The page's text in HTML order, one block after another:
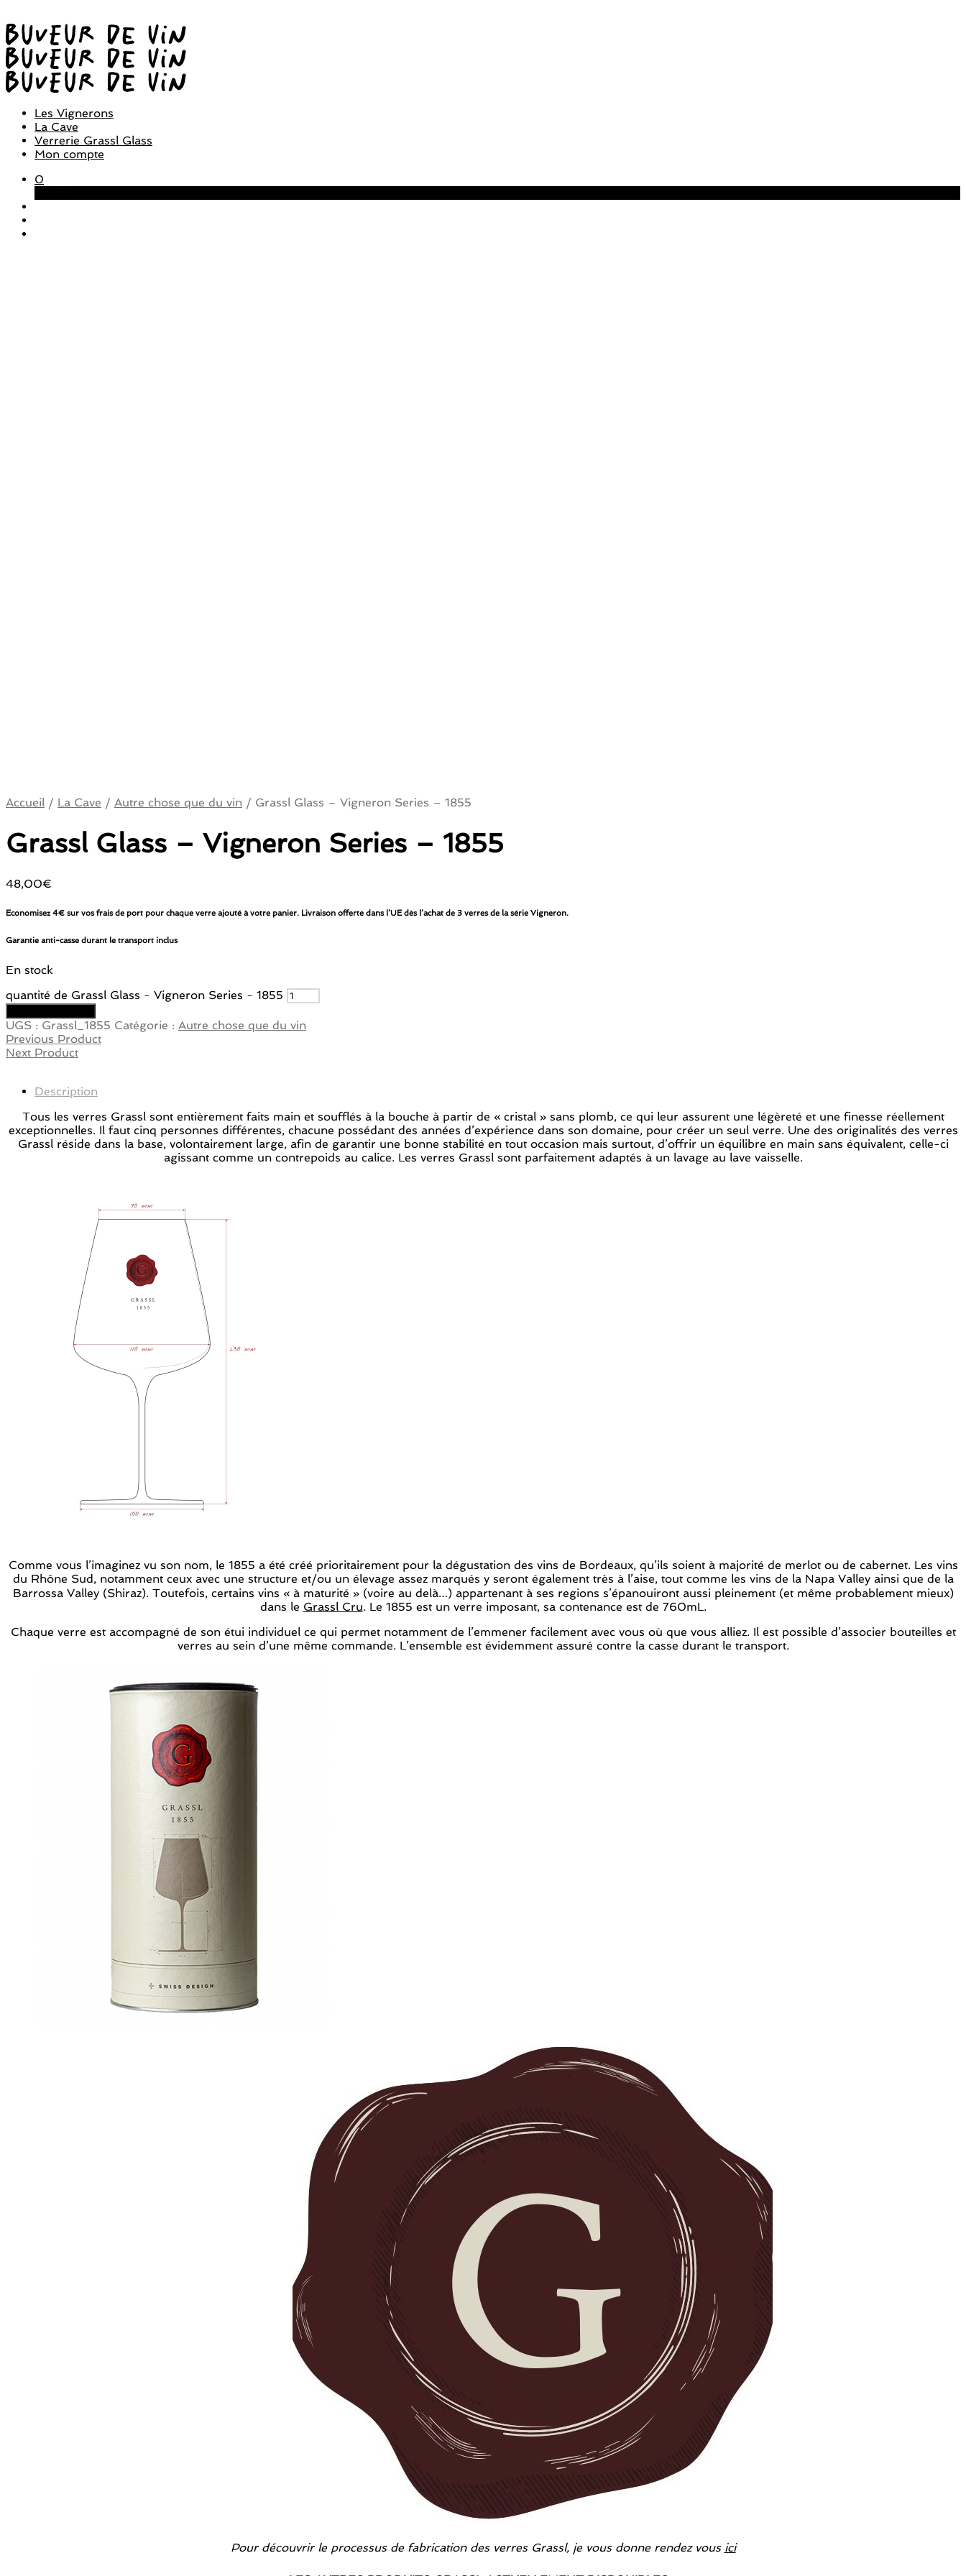
Les Vignerons
La Cave
Verrerie Grassl Glass
Mon compte
0
Accueil / La Cave / Autre chose que du vin / Grassl Glass – Vigneron Series – 1855
Grassl Glass – Vigneron Series – 1855
48,00€
Economisez 4€ sur vos frais de port pour chaque verre ajouté à votre panier. Livraison offerte dans l’UE dès l’achat de 3 verres de la série Vigneron.
Garantie anti-casse durant le transport inclus
En stock
quantité de Grassl Glass - Vigneron Series - 1855
UGS : Grassl_1855 Catégorie : Autre chose que du vin
Previous Product
Next Product
Description
Tous les verres Grassl sont entièrement faits main et soufflés à la bouche à partir de « cristal » sans plomb, ce qui leur assurent une légèreté et une finesse réellement
exceptionnelles. Il faut cinq personnes différentes, chacune possédant des années d’expérience dans son domaine, pour créer un seul verre. Une des originalités des verres
Grassl réside dans la base, volontairement large, afin de garantir une bonne stabilité en tout occasion mais surtout, d’offrir un équilibre en main sans équivalent, celle-ci
agissant comme un contrepoids au calice. Les verres Grassl sont parfaitement adaptés à un lavage au lave vaisselle.
Comme vous l’imaginez vu son nom, le 1855 a été créé prioritairement pour la dégustation des vins de Bordeaux, qu’ils soient à majorité de merlot ou de cabernet. Les vins
du Rhône Sud, notamment ceux avec une structure et/ou un élevage assez marqués y seront également très à l’aise, tout comme les vins de la Napa Valley ainsi que de la
Barrossa Valley (Shiraz). Toutefois, certains vins « à maturité » (voire au delà…) appartenant à ses regions s’épanouiront aussi pleinement (et même probablement mieux)
dans le Grassl Cru. Le 1855 est un verre imposant, sa contenance est de 760mL.
Chaque verre est accompagné de son étui individuel ce qui permet notamment de l’emmener facilement avec vous où que vous alliez. Il est possible d’associer bouteilles et
verres au sein d’une même commande. L’ensemble est évidemment assuré contre la casse durant le transport.
Pour découvrir le processus de fabrication des verres Grassl, je vous donne rendez vous ici